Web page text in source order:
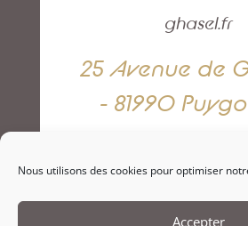
Nous utilisons des cookies pour optimiser
Accepter
ghasel.fr
25 Avenue de
- 81990